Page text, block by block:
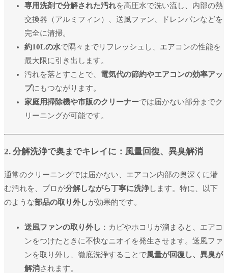
専用洗剤で分解された汚れを高圧水で洗い流し、内部の熱
交換器（アルミフィン）、送風ファン、ドレンパンなどを
完全に清掃。
約10Lの水で隅々までリフレッシュし、エアコンの性能を
最大限に引き出します。
汚れを落とすことで、 電気代の節約やエアコンの効率アッ
プにもつながります。
家庭用掃除機や市販のクリーナーでは届かない部分までク
リーニングが可能です。
2. 分解洗浄で奥までキレイに：風量回復、異臭解消
通常のクリーニングでは届かない、エアコン内部の奥深くに潜
む汚れを、プロが分解しながら丁寧に洗浄します。特に、以下
のような部品の取り外しが効果的です。
送風ファンの取り外し ：カビやホコリが溜まると、エアコ
ンをつけたときに不快なニオイを発生させます。送風ファ
ンを取り外し、徹底洗浄することで風量が回復し、異臭が
解消されます。